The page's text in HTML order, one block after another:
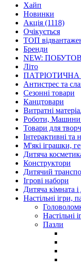
Хайп
Новинки
Акція (1118)
Очікується
ТОП
Бренди
NEW:
Літо
Антистрес та
Сезонні товари
Канцтовари
Витратні
Роботи, Машини
Товари для
Інтерактивні та
М'які іграшки,
Дитяча
Конструктори
Дитячий
Ігрові набори
Дитяча кімната і
Настільні ігри,
Настільні
Пазли